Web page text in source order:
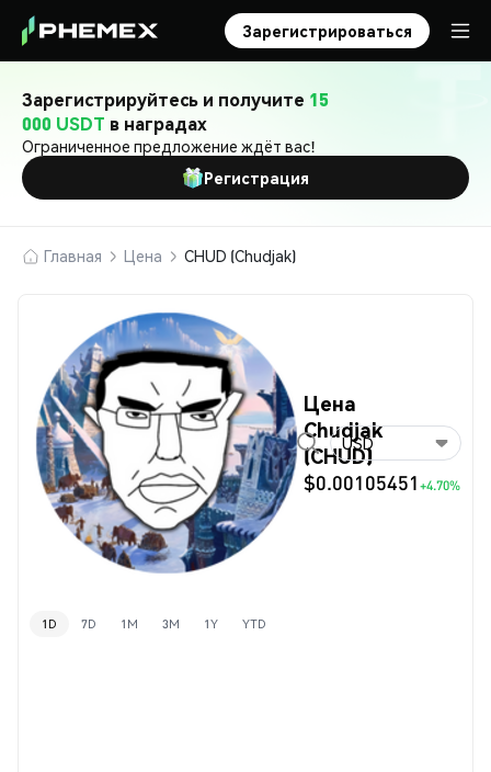
Зарегистрироваться
Зарегистрируйтесь и получите 15
000 USDT в наградах
Ограниченное предложение ждёт вас!
Регистрация
Главная Цена CHUD (Chudjak)
Цена
Chudjak
(CHUD)
$0.00105451 +4.70%
USD
1D 7D 1M 3M 1Y YTD